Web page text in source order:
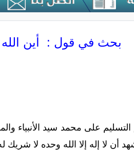
بحث في قول : أين
على محمد سيد الأنبياء
أن لا إله إلا الله وحده لا